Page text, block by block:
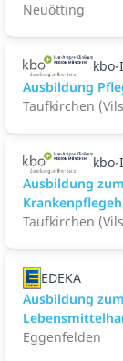
Neuötting
Ausbildung
Taufkirchen
Ausbildung
Taufkirchen
EDEKA
Ausbildung
Eggenfelden